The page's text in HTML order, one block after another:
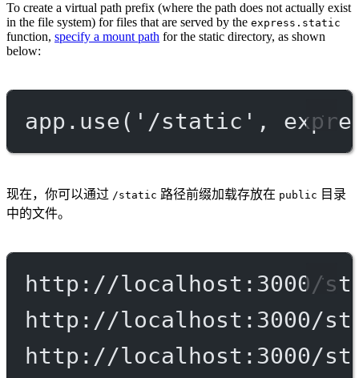
To create a virtual path prefix (where the path does not actually exist
in the file system) for files that are served by the express.static
function, specify a mount path for the static directory, as shown
below:
app. use( '/static' ,
现在，你可以通过 /static 路径前缀加载存放在 public 目录
中的文件。
http://localhost:3000/
http://localhost:3000/
http://localhost:3000/